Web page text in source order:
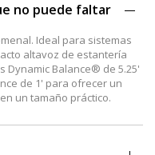
no puede faltar
Ideal para sistemas
altavoz de estantería
Dynamic Balance® de 5.25'
de 1' para ofrecer un
un tamaño práctico.